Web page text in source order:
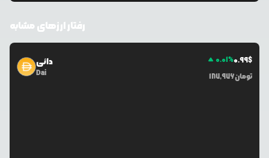
رفتار ارزهای مشابه
دائی
Dai
0.01%0.99$
187,976تومان